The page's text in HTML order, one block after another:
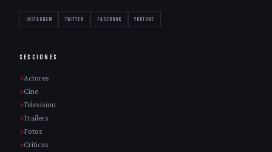
INSTAGRAM TWITTER FACEBOOK YOUTUBE
SECCIONES
Actores
Cine
Television
Trailers
Fotos
Criticas